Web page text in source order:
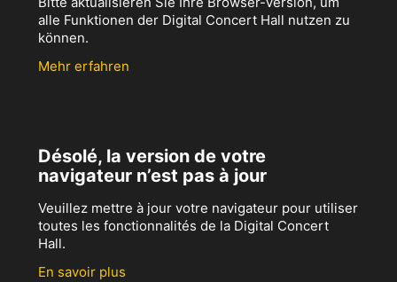
alle Funktionen der Digital Concert Hall nutzen zu
können.
Mehr erfahren
Désolé, la version de votre
navigateur n’est pas à jour
Veuillez mettre à jour votre navigateur pour utiliser
toutes les fonctionnalités de la Digital Concert
Hall.
En savoir plus